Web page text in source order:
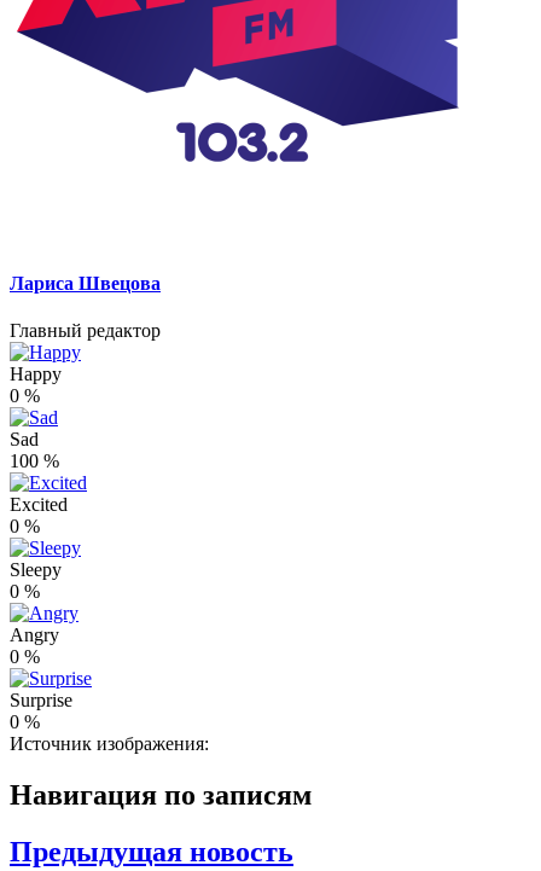
Лариса Швецова
Главный редактор
Happy
0 %
Sad
100 %
Excited
0 %
Sleepy
0 %
Angry
0 %
Surprise
0 %
Источник изображения:
Навигация по записям
Предыдущая новость